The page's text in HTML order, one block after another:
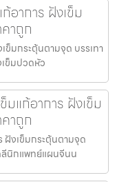
อาการ ฝังเข็ม
าถูก
ข็มกระตุ้นตามจุด บรรเทา
ข็มปวดหัว
แก้อาการ ฝังเข็ม
าถูก
งเข็มกระตุ้นตามจุด
ลีนิกแพทย์แผนจีนน